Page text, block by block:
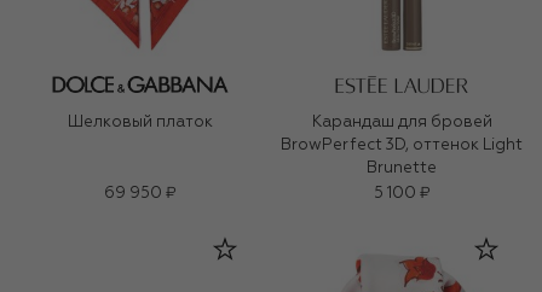
Шелковый платок
69 950 ₽
Карандаш для бровей
BrowPerfect 3D, оттенок Light
Brunette
5 100 ₽